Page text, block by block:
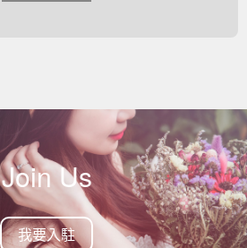
Join Us
我要入駐